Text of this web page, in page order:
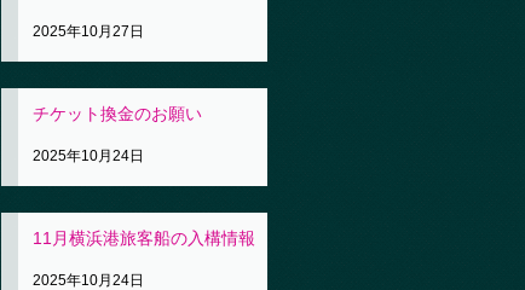
2025年10月27日
チケット換金のお願い
2025年10月24日
11月横浜港旅客船の入構情報
2025年10月24日